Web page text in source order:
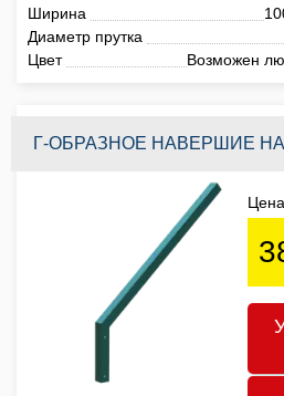
Ширина
Диаметр прутка
Цвет
Возможен
Г-ОБРАЗНОЕ НАВЕРШИЕ